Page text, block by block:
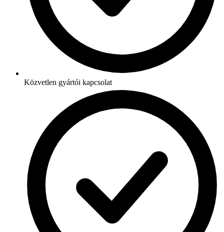
Közvetlen gyártói kapcsolat